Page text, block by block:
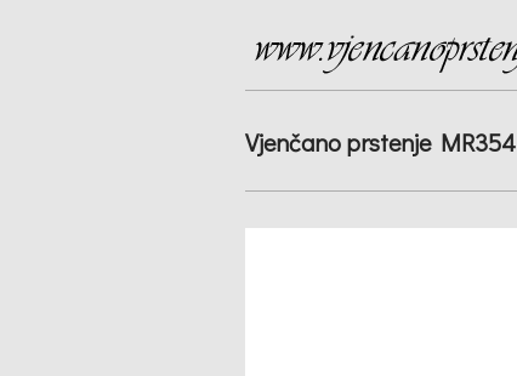
Vjenčano prstenje MR354